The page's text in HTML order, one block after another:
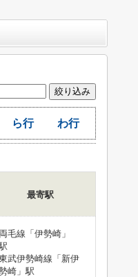
ら行 わ行
最寄駅
両毛線「伊勢崎」
武伊勢崎線「新伊
崎」駅